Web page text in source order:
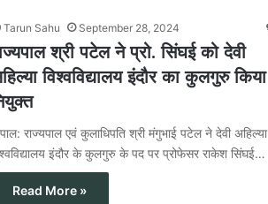
Tarun Sahu September 28, 2024
श्री पटेल ने प्रो. सिंघई को देवी
विश्वविद्यालय इंदौर का कुलगुरु किया
राज्यपाल एवं कुलाधिपति श्री मंगुभाई पटेल ने देवी अहिल्या
इंदौर के कुलगुरु के पद पर प्रोफेसर राकेश सिंघई…
Read More »